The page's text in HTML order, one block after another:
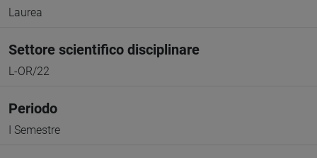
Laurea
Settore scientifico disciplinare
L-OR/22
Periodo
I Semestre